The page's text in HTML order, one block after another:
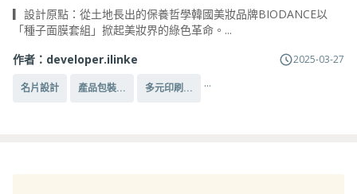
▎設計原點：從土地長出的保養哲學韓國美妝品牌BIODANCE以
「種子面膜套組」掀起美妝界的綠色革命。...
作者： developer.ilinke 2025-03-27
名片設計 產品包裝... 多元印刷... ...